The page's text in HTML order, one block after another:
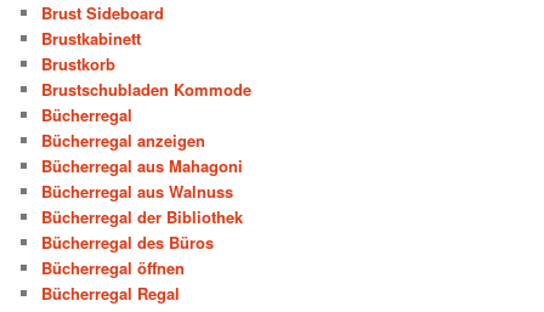
Brust Sideboard
Brustkabinett
Brustkorb
Brustschubladen Kommode
Bücherregal
Bücherregal anzeigen
Bücherregal aus Mahagoni
Bücherregal aus Walnuss
Bücherregal der Bibliothek
Bücherregal des Büros
Bücherregal öffnen
Bücherregal Regal